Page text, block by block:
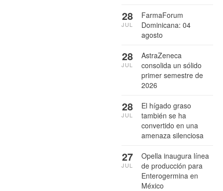
FarmaForum
Dominicana: 04
agosto
28
JUL
AstraZeneca
consolida un sólido
primer semestre de
2026
28
JUL
El hígado graso
también se ha
convertido en una
amenaza silenciosa
28
JUL
Opella inaugura línea
de producción para
Enterogermina en
México
27
JUL